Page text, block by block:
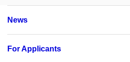
News
For Applicants